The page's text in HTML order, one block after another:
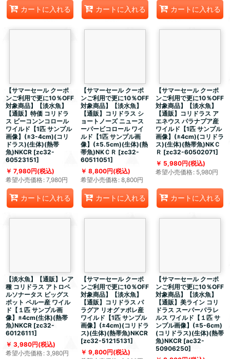
カートに入れる カートに入れる カートに入れる
【サマーセール クーポ
ンご利用で更に10％OFF
対象商品】【淡水魚】
【通販】特価 コリドラ
ス ビーコンンコロール
ワイルド【1匹 サンプル
画像】(±3-4cm)(コリ
ドラス)(生体)(熱帯
魚)NKCR [zc32-
60523151]
7,980円(税込)
希望小売価格: 7,980円
カートに入れる
【サマーセール クーポ
ンご利用で更に10％OFF
対象商品】【淡水魚】
【通販】コリドラス シ
ョートノーズ ニュース
ーパービコロール ワイ
ルド【1匹 サンプル画
像】(±5.5cm)(生体)(熱
帯魚)NKＣＲ [zc32-
60511051]
8,800円(税込)
希望小売価格: 8,800円
カートに入れる
【サマーセール クーポ
ンご利用で更に10％OFF
対象商品】【淡水魚】
【通販】コリドラス ア
エネウス パラナプア産
ワイルド【1匹 サンプル
画像】(±4cm)(コリドラ
ス)(生体)(熱帯魚)NKＣ
Ｒ [zc32-60502071]
5,980円(税込)
希望小売価格: 5,980円
カートに入れる
【淡水魚】【通販】レア
種 コリドラス アトロペ
ルソナータス ビッグス
ポット ペルー産 ワイル
ド【１匹 サンプル画
像】±4cm(生体)(熱帯
魚)NKCR [zc32-
60126111]
3,980円(税込)
希望小売価格: 3,980円
【サマーセール クーポ
ンご利用で更に10％OFF
対象商品】【淡水魚】
【通販】コリドラス パ
ラグア リオグァポレ産
ワイルド【1匹 サンプル
画像】(±4cm)(コリドラ
ス)(生体)(熱帯魚)NKCR
[zc32-51215131]
9,800円(税込)
【サマーセール クーポ
ンご利用で更に10％OFF
対象商品】【淡水魚】
【通販】美ライン コリ
ドラス スーパーパラレ
ルス ワイルド【１匹 サ
ンプル画像】(±5-6cm)
(コリドラス)(生体)(熱帯
魚)NKCR [ac32-
50906250]